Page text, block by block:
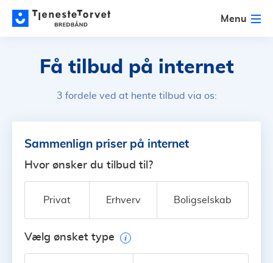
Menu
Få tilbud på internet
3 fordele ved at hente tilbud via os:
Sammenlign priser på internet
Hvor ønsker du tilbud til?
Privat Erhverv Boligselskab
Vælg ønsket type